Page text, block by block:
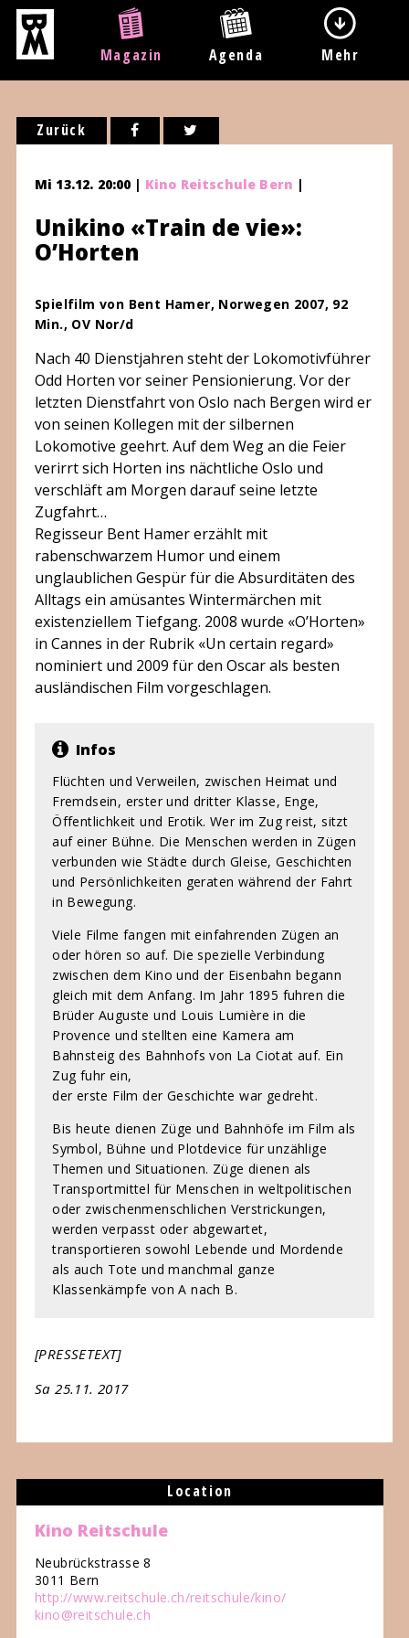
Magazin Agenda Mehr
Zurück
Mi 13.12. 20:00 | Kino Reitschule Bern |
Unikino «Train de vie»:
O’Horten
Spielfilm von Bent Hamer, Norwegen 2007, 92
Min., OV Nor/d
Nach 40 Dienstjahren steht der Lokomotivführer
Odd Horten vor seiner Pensionierung. Vor der
letzten Dienstfahrt von Oslo nach Bergen wird er
von seinen Kollegen mit der silbernen
Lokomotive geehrt. Auf dem Weg an die Feier
verirrt sich Horten ins nächtliche Oslo und
verschläft am Morgen darauf seine letzte
Zugfahrt…
Regisseur Bent Hamer erzählt mit
rabenschwarzem Humor und einem
unglaublichen Gespür für die Absurditäten des
Alltags ein amüsantes Wintermärchen mit
existenziellem Tiefgang. 2008 wurde «O’Horten»
in Cannes in der Rubrik «Un certain regard»
nominiert und 2009 für den Oscar als besten
ausländischen Film vorgeschlagen.
Infos
Flüchten und Verweilen, zwischen Heimat und
Fremdsein, erster und dritter Klasse, Enge,
Öffentlichkeit und Erotik. Wer im Zug reist, sitzt
auf einer Bühne. Die Menschen werden in Zügen
verbunden wie Städte durch Gleise, Geschichten
und Persönlichkeiten geraten während der Fahrt
in Bewegung.
Viele Filme fangen mit einfahrenden Zügen an
oder hören so auf. Die spezielle Verbindung
zwischen dem Kino und der Eisenbahn begann
gleich mit dem Anfang. Im Jahr 1895 fuhren die
Brüder Auguste und Louis Lumière in die
Provence und stellten eine Kamera am
Bahnsteig des Bahnhofs von La Ciotat auf. Ein
Zug fuhr ein,
der erste Film der Geschichte war gedreht.
Bis heute dienen Züge und Bahnhöfe im Film als
Symbol, Bühne und Plotdevice für unzählige
Themen und Situationen. Züge dienen als
Transportmittel für Menschen in weltpolitischen
oder zwischenmenschlichen Verstrickungen,
werden verpasst oder abgewartet,
transportieren sowohl Lebende und Mordende
als auch Tote und manchmal ganze
Klassenkämpfe von A nach B.
[PRESSETEXT]
Sa 25.11. 2017
Location
Kino Reitschule
Neubrückstrasse 8
3011 Bern
http://www.reitschule.ch/reitschule/kino/
kino@reitschule.ch